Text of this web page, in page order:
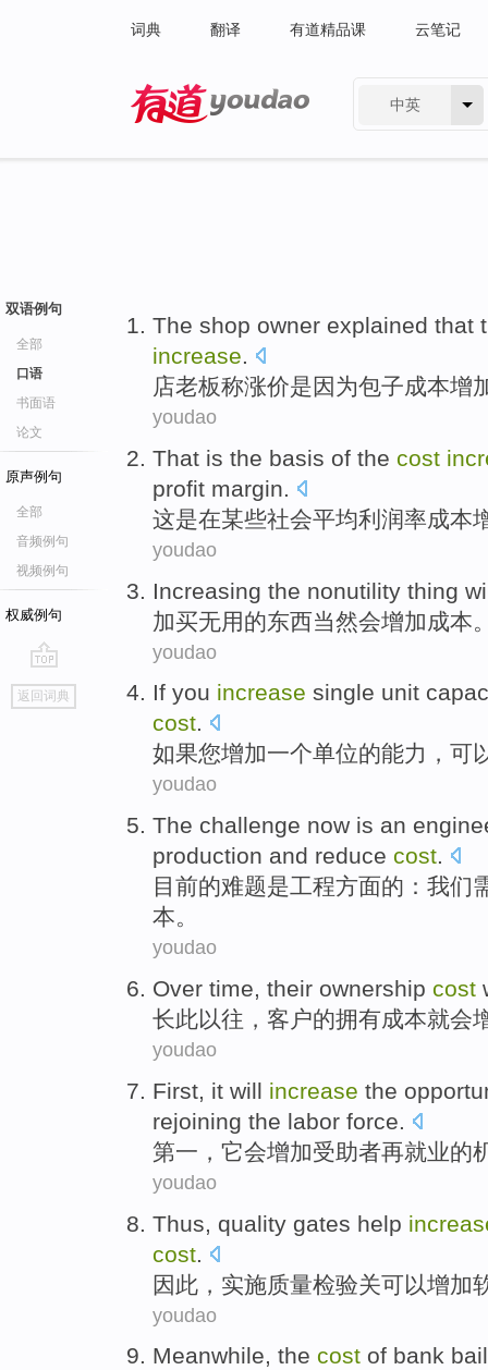
词典 翻译 有道精品课 云笔记
中英
双语例句
全部
口语
书面语
论文
原声例句
全部
音频例句
视频例句
权威例句
go
top
返回词典
The shop owner explained that
increase.
店老板称涨价是因为包子成本增
youdao
That is the basis of the cost
profit margin.
这是在某些社会平均利润率成本
youdao
Increasing the nonutility thing
加买无用的东西当然会增加成本
youdao
If you increase single unit
cost.
如果您增加一个单位的能力 ， 可
youdao
The challenge now is an
production and reduce cost.
目前的难题是工程方面的： 我们
本。
youdao
Over time, their ownership cost
长此以往， 客户的拥有成本就会
youdao
First, it will increase the
rejoining the labor force.
第一 ， 它会增加受助者再就业的
youdao
Thus quality gates help
cost
因此 ，实施质量检验关可以增加
youdao
Meanwhile, the cost of bank